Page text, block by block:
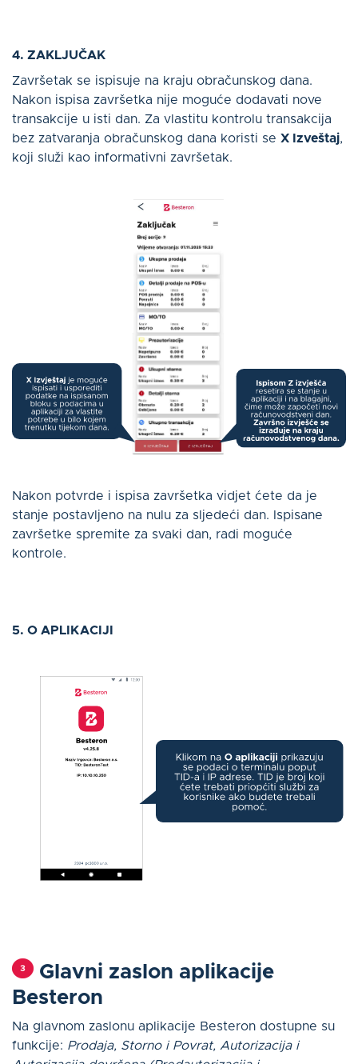
4. ZAKLJUČAK
Završetak se ispisuje na kraju obračunskog dana.
Nakon ispisa završetka nije moguće dodavati nove
transakcije u isti dan. Za vlastitu kontrolu transakcija
bez zatvaranja obračunskog dana koristi se X Izveštaj,
koji služi kao informativni završetak.
Nakon potvrde i ispisa završetka vidjet ćete da je
stanje postavljeno na nulu za sljedeći dan. Ispisane
završetke spremite za svaki dan, radi moguće
kontrole.
5. O APLIKACIJI
Glavni zaslon aplikacije
Besteron
Na glavnom zaslonu aplikacije Besteron dostupne su
funkcije: Prodaja, Storno i Povrat, Autorizacija i